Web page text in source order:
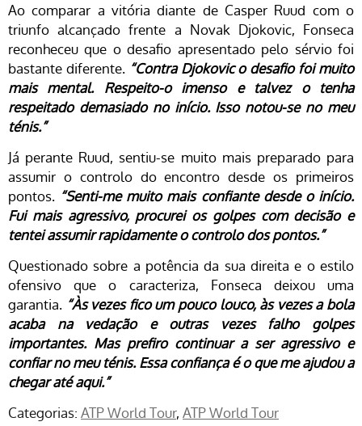
Ao comparar a vitória diante de Casper Ruud com o
triunfo alcançado frente a Novak Djokovic, Fonseca
reconheceu que o desafio apresentado pelo sérvio foi
bastante diferente. “Contra Djokovic o desafio foi muito
mais mental. Respeito-o imenso e talvez o tenha
respeitado demasiado no início. Isso notou-se no meu
ténis.”
Já perante Ruud, sentiu-se muito mais preparado para
assumir o controlo do encontro desde os primeiros
pontos. “Senti-me muito mais confiante desde o início.
Fui mais agressivo, procurei os golpes com decisão e
tentei assumir rapidamente o controlo dos pontos.”
Questionado sobre a potência da sua direita e o estilo
ofensivo que o caracteriza, Fonseca deixou uma
garantia. “Às vezes fico um pouco louco, às vezes a bola
acaba na vedação e outras vezes falho golpes
importantes. Mas prefiro continuar a ser agressivo e
confiar no meu ténis. Essa confiança é o que me ajudou a
chegar até aqui.”
Categorias: ATP World Tour ATP World Tour